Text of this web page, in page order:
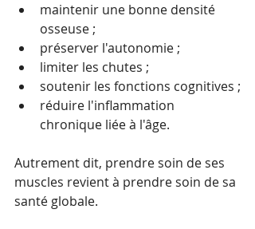
maintenir une bonne densité
osseuse ;
préserver l'autonomie ;
limiter les chutes ;
soutenir les fonctions cognitives ;
réduire l'inflammation
chronique liée à l'âge.
Autrement dit, prendre soin de ses
muscles revient à prendre soin de sa
santé globale.